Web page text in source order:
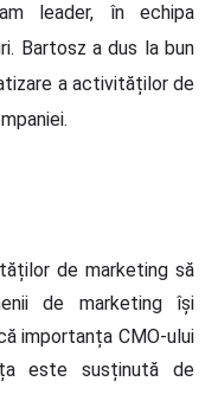
leader, în echipa
Bartosz a dus la bun
a activităților de
de marketing să
de marketing își
importanța CMO-ului
este susținută de